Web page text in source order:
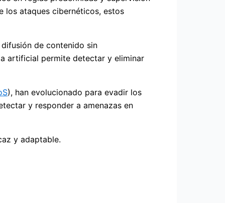
los ataques cibernéticos, estos
de contenido sin
artificial permite detectar y eliminar
), han evolucionado para evadir los
y responder a amenazas en
y adaptable.